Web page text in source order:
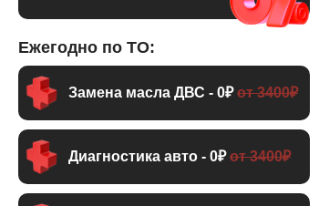
Ежегодно по ТО:
Диагностика авто - 0₽ от 3400₽
Замена масла ДВС - 0₽ от 3400₽